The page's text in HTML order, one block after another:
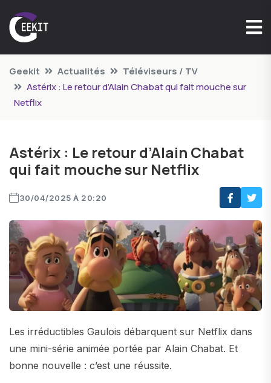
Geekit Actualités
Téléviseurs / TV
Astérix : Le retour d’Alain Chabat qui fait mouche sur
Netflix
Astérix : Le retour d’Alain Chabat
qui fait mouche sur Netflix
30/04/2025 À 20:20
Les irréductibles Gaulois débarquent sur Netflix dans
une mini-série animée portée par Alain Chabat. Et
bonne nouvelle : c’est une réussite.